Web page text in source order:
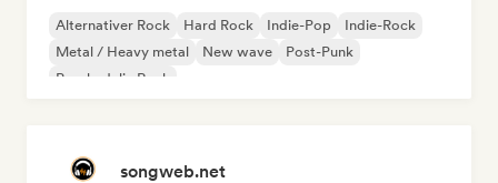
Alternativer Rock Hard Rock Indie-Pop
Indie-Rock
Metal / Heavy metal
New wave
Post-Punk
Psychedelic Rock
songweb.net